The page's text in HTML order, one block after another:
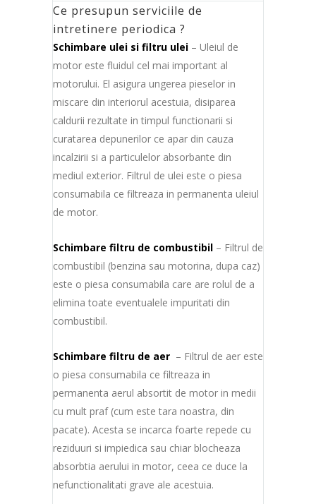
Ce presupun serviciile de
intretinere periodica ?
Schimbare ulei si filtru ulei – Uleiul de
motor este fluidul cel mai important al
motorului. El asigura ungerea pieselor in
miscare din interiorul acestuia, disiparea
caldurii rezultate in timpul functionarii si
curatarea depunerilor ce apar din cauza
incalzirii si a particulelor absorbante din
mediul exterior. Filtrul de ulei este o piesa
consumabila ce filtreaza in permanenta uleiul
de motor.
Schimbare filtru de combustibil – Filtrul de
combustibil (benzina sau motorina, dupa caz)
este o piesa consumabila care are rolul de a
elimina toate eventualele impuritati din
combustibil.
Schimbare filtru de aer – Filtrul de aer este
o piesa consumabila ce filtreaza in
permanenta aerul absortit de motor in medii
cu mult praf (cum este tara noastra, din
pacate). Acesta se incarca foarte repede cu
reziduuri si impiedica sau chiar blocheaza
absorbtia aerului in motor, ceea ce duce la
nefunctionalitati grave ale acestuia.